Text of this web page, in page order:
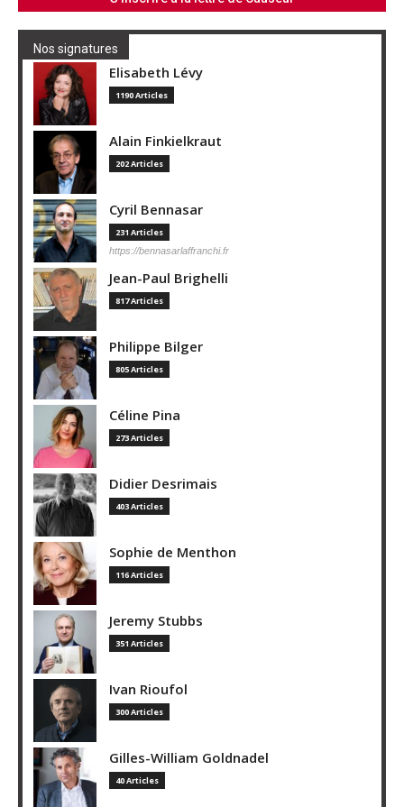
Nos signatures
Elisabeth Lévy
1190 Articles
Alain Finkielkraut
202 Articles
Cyril Bennasar
231 Articles
https://bennasarlaffranchi.fr
Jean-Paul Brighelli
817 Articles
Philippe Bilger
805 Articles
Céline Pina
273 Articles
Didier Desrimais
403 Articles
Sophie de Menthon
116 Articles
Jeremy Stubbs
351 Articles
Ivan Rioufol
300 Articles
Gilles-William Goldnadel
40 Articles